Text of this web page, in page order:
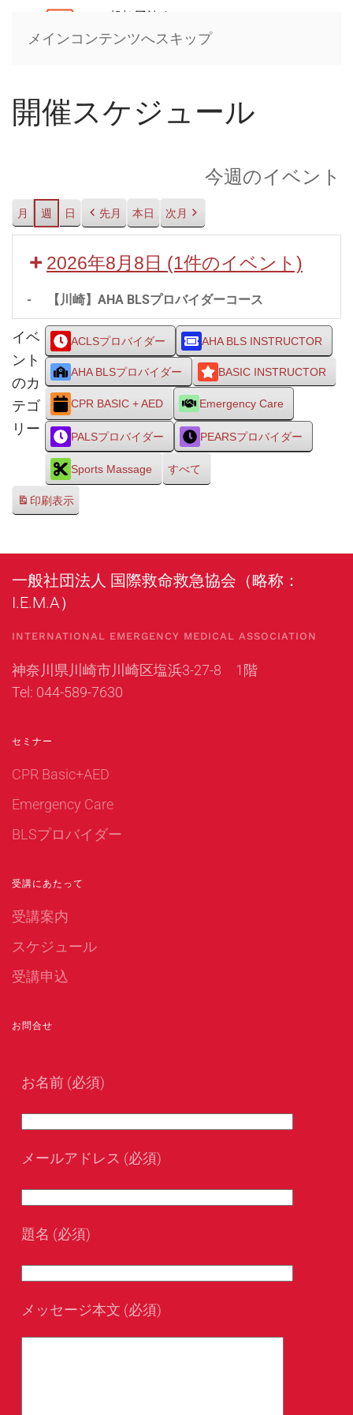
メインコンテンツへスキップ
開催スケジュール
今週のイベント
月 週 日 先月 本日 次月
2026年8月8日 (1件のイベント)
- 【川崎】AHA BLSプロバイダーコース
イベ
ント
のカ
テゴ
リー
ACLSプロバイダー AHA BLS INSTRUCTOR
AHA BLSプロバイダー BASIC INSTRUCTOR
CPR BASIC + AED Emergency Care
PALSプロバイダー PEARSプロバイダー
Sports Massage すべて
印刷表示
一般社団法人 国際救命救急協会（略称：
I.E.M.A）
INTERNATIONAL EMERGENCY MEDICAL ASSOCIATION
神奈川県川崎市川崎区塩浜3-27-8 1階
Tel: 044-589-7630
セミナー
CPR Basic+AED
Emergency Care
BLSプロバイダー
受講にあたって
受講案内
スケジュール
受講申込
お問合せ
お名前 (必須)
メールアドレス (必須)
題名 (必須)
メッセージ本文 (必須)